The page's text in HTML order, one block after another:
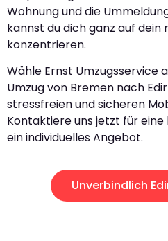
Wohnung und die
kannst du dich ganz auf dein
konzentrieren.
Wähle Ernst Umzugsservice
Umzug von Bremen nach
stressfreien und sicheren
Kontaktiere uns jetzt für
ein individuelles Angebot.
Unverbindlich